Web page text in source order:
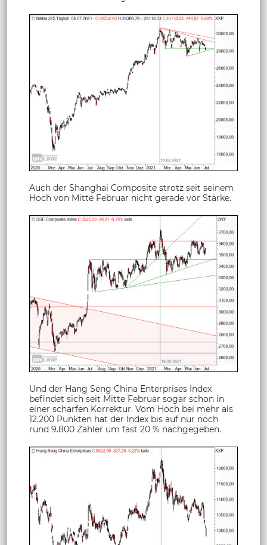
Auch der Shanghai Composite strotz seit seinem
Hoch von Mitte Februar nicht gerade vor Stärke.
Und der Hang Seng China Enterprises Index
befindet sich seit Mitte Februar sogar schon in
einer scharfen Korrektur. Vom Hoch bei mehr als
12.200 Punkten hat der Index bis auf nur noch
rund 9.800 Zähler um fast 20 % nachgegeben.